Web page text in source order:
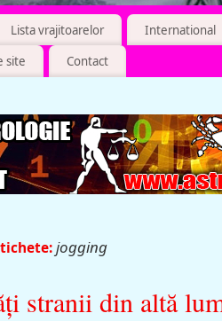
Lista vrajitoarelor International
site
Contact
jogging
stranii din altă